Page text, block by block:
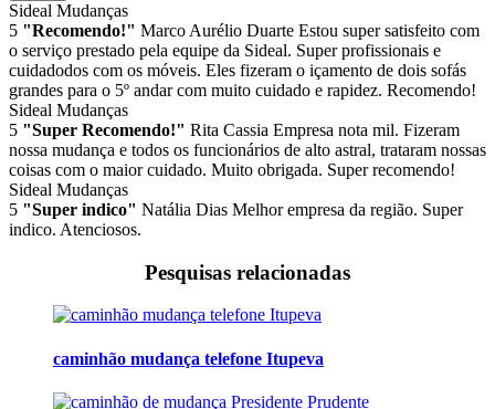
Sideal Mudanças
5 "Recomendo!" Marco Aurélio Duarte Estou super satisfeito com
o serviço prestado pela equipe da Sideal. Super profissionais e
cuidadodos com os móveis. Eles fizeram o içamento de dois sofás
grandes para o 5º andar com muito cuidado e rapidez. Recomendo!
Sideal Mudanças
5 "Super Recomendo!" Rita Cassia Empresa nota mil. Fizeram
nossa mudança e todos os funcionários de alto astral, trataram nossas
coisas com o maior cuidado. Muito obrigada. Super recomendo!
Sideal Mudanças
5 "Super indico" Natália Dias Melhor empresa da região. Super
indico. Atenciosos.
Pesquisas relacionadas
caminhão mudança telefone Itupeva